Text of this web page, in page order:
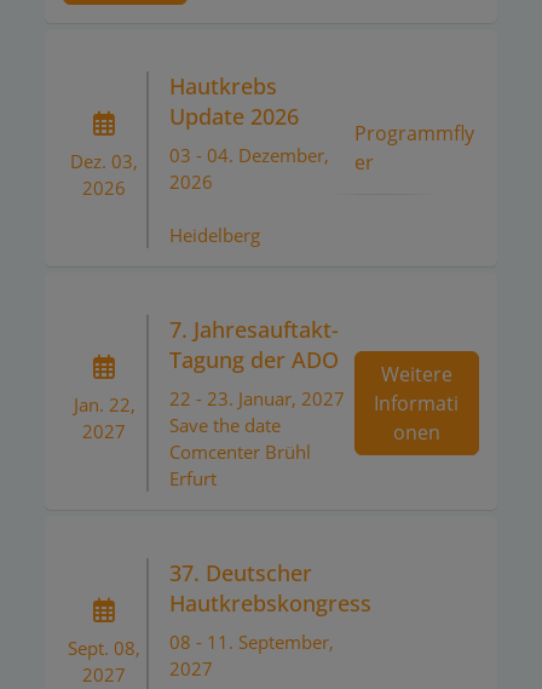
Dez. 03,
2026
Hautkrebs
Update 2026
03 - 04. Dezember,
2026
Heidelberg
Programmfly
er
Jan. 22,
2027
7. Jahresauftakt-
Tagung der ADO
22 - 23. Januar, 2027
Save the date
Comcenter Brühl
Erfurt
Weitere
Informati
onen
Sept. 08,
2027
37. Deutscher
Hautkrebskongress
08 - 11. September,
2027